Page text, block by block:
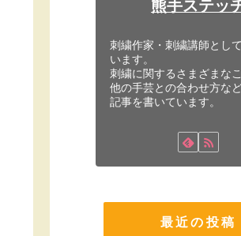
熊手ステッ
刺繍作家・刺繍講師とし
います。
刺繍に関するさまざまなこ
他の手芸との合わせ方な
記事を書いています。
最近の投稿